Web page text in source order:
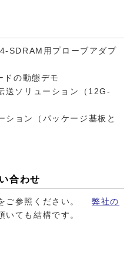
SDRAM用プローブアダプ
ドの動態デモ
送ソリューション（12G-
ション（パッケージ基板と
合わせ
ご参照ください。弊社の
いても結構です。